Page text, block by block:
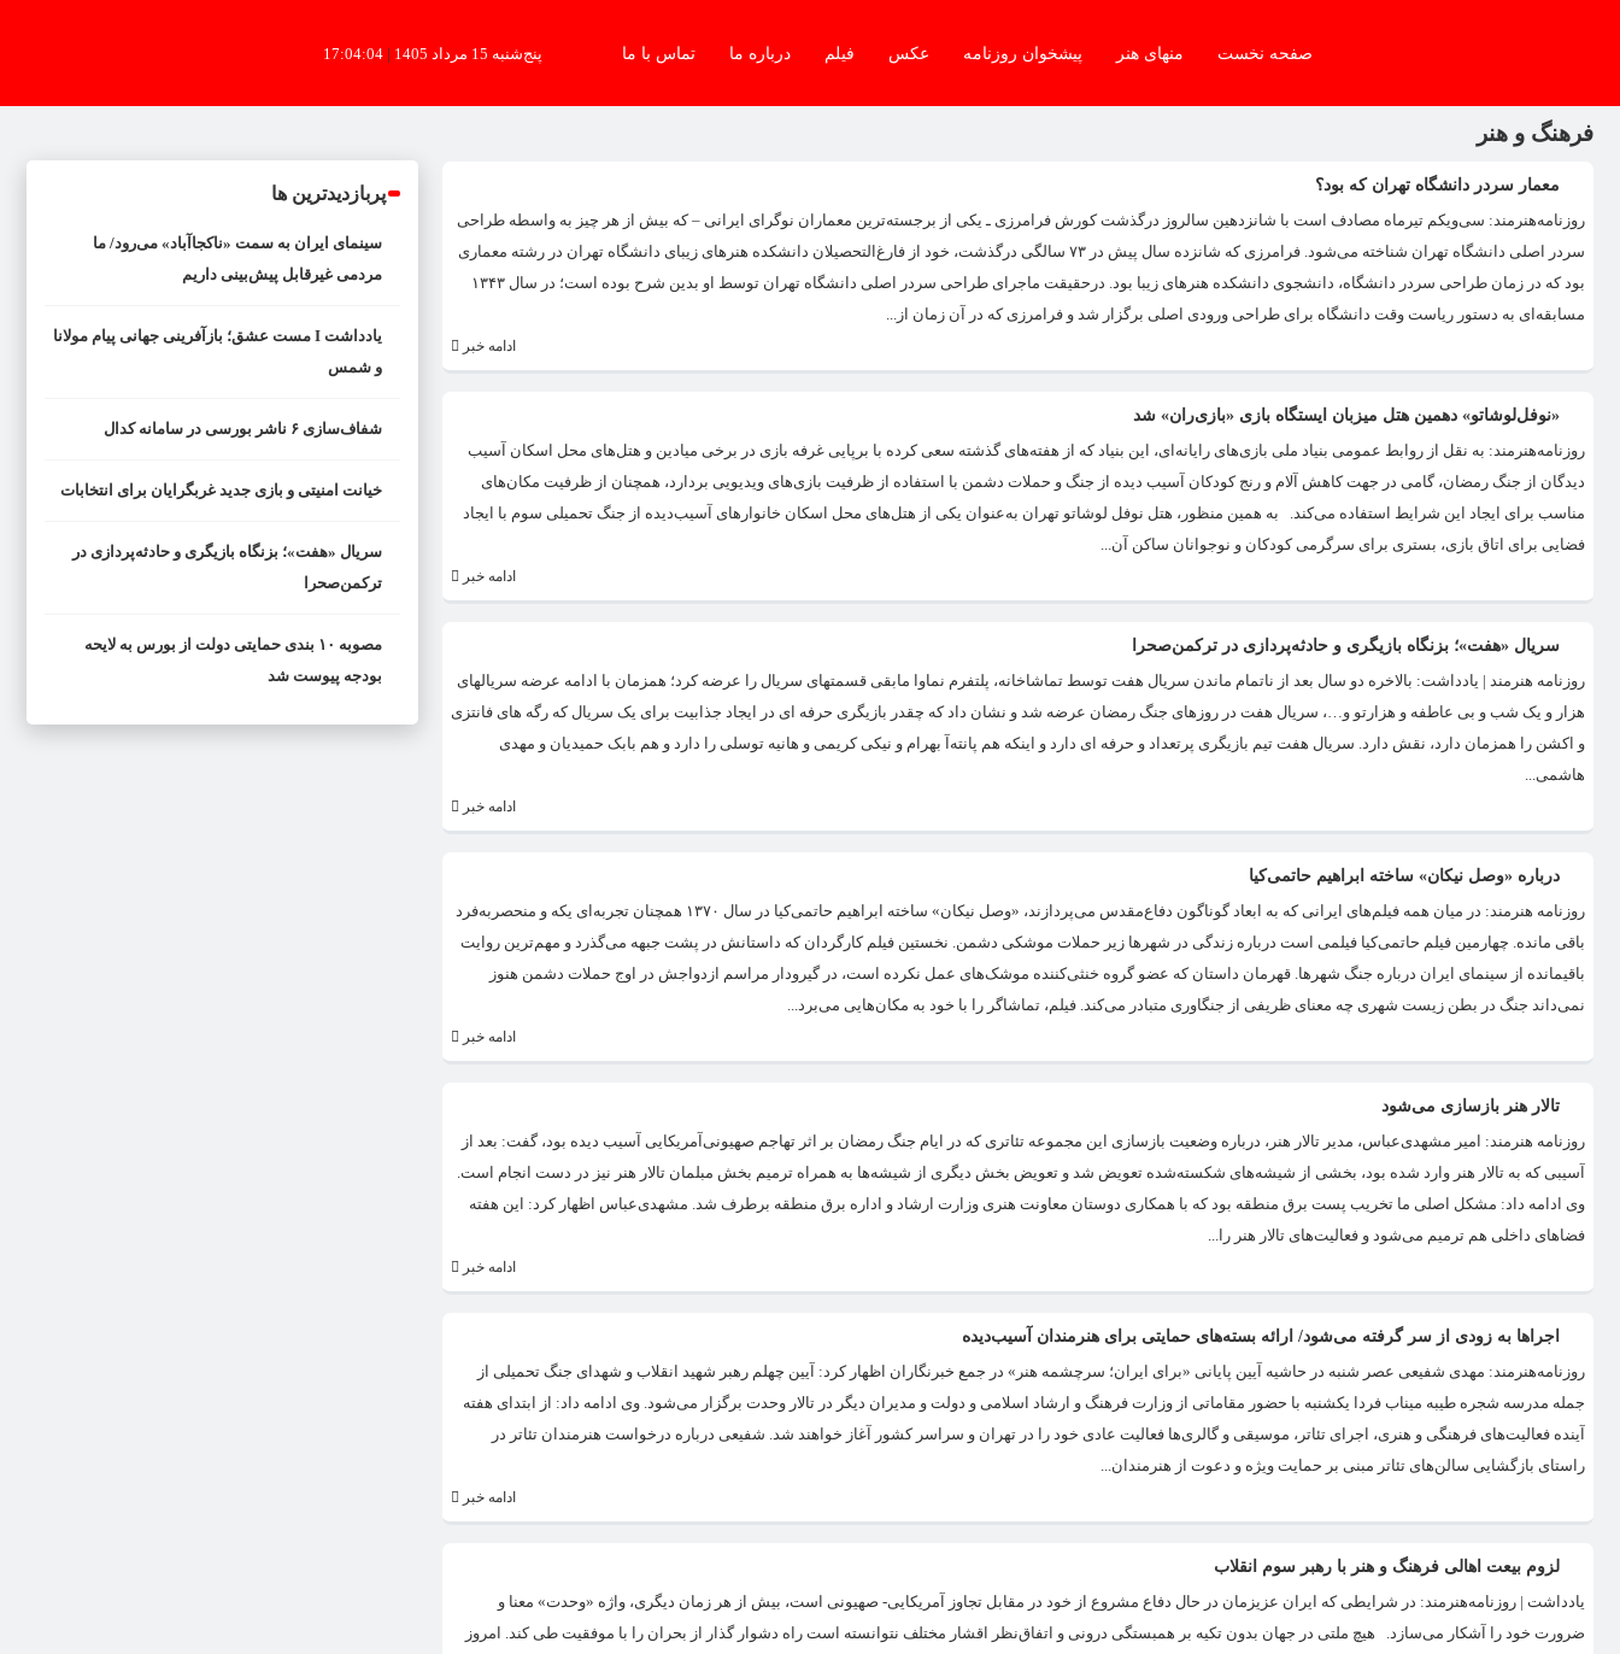
صفحه نخست منهای هنر پیشخوان روزنامه عکس فیلم درباره ما تماس با ما پنج‌شنبه 15 مرداد 1405 |
17:04:05
فرهنگ و هنر
معمار سردر دانشگاه تهران که بود؟
روزنامه‌هنرمند: سی‌ویکم تیرماه مصادف است با شانزدهین سالروز درگذشت کورش فرامرزی ـ یکی از برجسته‌ترین معماران نوگرای ایرانی – که بیش از هر چیز به واسطه طراحی
سردر اصلی دانشگاه تهران شناخته می‌شود. فرامرزی که شانزده سال پیش در ۷۳ سالگی درگذشت، خود از فارغ‌التحصیلان دانشکده هنرهای زیبای دانشگاه تهران در رشته معماری
بود که در زمان طراحی سردر دانشگاه، دانشجوی دانشکده هنرهای زیبا بود. درحقیقت ماجرای طراحی سردر اصلی دانشگاه تهران توسط او بدین شرح بوده است؛ در سال ۱۳۴۳
مسابقه‌ای به دستور ریاست وقت دانشگاه برای طراحی ورودی اصلی برگزار شد و فرامرزی که در آن زمان از...
ادامه خبر
«نوفل‌لوشاتو» دهمین هتل میزبان ایستگاه بازی «بازی‌ران» شد
روزنامه‌هنرمند: به نقل از روابط عمومی بنیاد ملی بازی‌های رایانه‌ای، این بنیاد که از هفته‌های گذشته سعی کرده با برپایی غرفه بازی در برخی میادین و هتل‌های محل اسکان آسیب
دیدگان از جنگ رمضان، گامی در جهت کاهش آلام و رنج کودکان آسیب دیده از جنگ و حملات دشمن با استفاده از ظرفیت بازی‌های ویدیویی بردارد، همچنان از ظرفیت مکان‌های
مناسب برای ایجاد این شرایط استفاده می‌کند. به همین منظور، هتل نوفل لوشاتو تهران به‌عنوان یکی از هتل‌های محل اسکان خانوارهای آسیب‌دیده از جنگ تحمیلی سوم با ایجاد
فضایی برای اتاق بازی، بستری برای سرگرمی کودکان و نوجوانان ساکن آن...
ادامه خبر
سریال «هفت»؛ بزنگاه بازیگری و حادثه‌پردازی در ترکمن‌صحرا
روزنامه هنرمند | یادداشت: بالاخره دو سال بعد از ناتمام ماندن سریال هفت توسط تماشاخانه، پلتفرم نماوا مابقی قسمتهای سریال را عرضه کرد؛ همزمان با ادامه عرضه سریالهای
هزار و یک شب و بی عاطفه و هزارتو و…، سریال هفت در روزهای جنگ رمضان عرضه شد و نشان داد که چقدر بازیگری حرفه ای در ایجاد جذابیت برای یک سریال که رگه های فانتزی
و اکشن را همزمان دارد، نقش دارد. سریال هفت تیم بازیگری پرتعداد و حرفه ای دارد و اینکه هم پانته‌آ بهرام و نیکی کریمی و هانیه توسلی را دارد و هم بابک حمیدیان و مهدی
هاشمی...
ادامه خبر
درباره «وصل نیکان» ساخته ابراهیم حاتمی‌کیا
روزنامه هنرمند: در میان همه فیلم‌های ایرانی که به ابعاد گوناگون دفاع‌مقدس می‌پردازند، «وصل نیکان» ساخته ابراهیم حاتمی‌کیا در سال ۱۳۷۰ همچنان تجربه‌ای یکه و منحصربه‌فرد
باقی مانده. چهارمین فیلم حاتمی‌کیا فیلمی است درباره زندگی در شهرها زیر حملات موشکی دشمن. نخستین فیلم کارگردان که داستانش در پشت جبهه می‌گذرد و مهم‌ترین روایت
باقیمانده از سینمای ایران درباره جنگ شهرها. قهرمان داستان که عضو گروه خنثی‌کننده موشک‌های عمل نکرده است، در گیرودار مراسم ازدواجش در اوج حملات دشمن هنوز
نمی‌داند جنگ در بطن زیست شهری چه معنای ظریفی از جنگاوری متبادر می‌کند. فیلم، تماشاگر را با خود به مکان‌هایی می‌برد...
ادامه خبر
تالار هنر بازسازی می‌شود
روزنامه هنرمند: امیر مشهدی‌عباس، مدیر تالار هنر، درباره وضعیت بازسازی این مجموعه تئاتری که در ایام جنگ رمضان بر اثر تهاجم صهیونی‌آمریکایی آسیب دیده بود، گفت: بعد از
آسیبی که به تالار هنر وارد شده بود، بخشی از شیشه‌های شکسته‌شده تعویض شد و تعویض بخش دیگری از شیشه‌ها به همراه ترمیم بخش مبلمان تالار هنر نیز در دست انجام است.
وی ادامه داد: مشکل اصلی ما تخریب پست برق منطقه بود که با همکاری دوستان معاونت هنری وزارت ارشاد و اداره برق منطقه برطرف شد. مشهدی‌عباس اظهار کرد: این هفته
فضاهای داخلی هم ترمیم می‌شود و فعالیت‌های تالار هنر را...
ادامه خبر
اجراها به زودی از سر گرفته می‌شود/ ارائه بسته‌های حمایتی برای هنرمندان آسیب‌دیده
روزنامه‌هنرمند: مهدی شفیعی عصر شنبه در حاشیه آیین پایانی «برای ایران؛ سرچشمه هنر» در جمع خبرنگاران اظهار کرد: آیین چهلم رهبر شهید انقلاب و شهدای جنگ تحمیلی از
جمله مدرسه شجره طیبه میناب فردا یکشنبه با حضور مقاماتی از وزارت فرهنگ و ارشاد اسلامی و دولت و مدیران دیگر در تالار وحدت برگزار می‌شود. وی ادامه داد: از ابتدای هفته
آینده فعالیت‌های فرهنگی و هنری، اجرای تئاتر، موسیقی و گالری‌ها فعالیت عادی خود را در تهران و سراسر کشور آغاز خواهند شد. شفیعی درباره درخواست هنرمندان تئاتر در
راستای بازگشایی سالن‌های تئاتر مبنی بر حمایت ویژه و دعوت از هنرمندان...
ادامه خبر
لزوم بیعت اهالی فرهنگ و هنر با رهبر سوم انقلاب
یادداشت | روزنامه‌هنرمند: در شرایطی که ایران عزیزمان در حال دفاع مشروع از خود در مقابل تجاوز آمریکایی- صهیونی است، بیش از هر زمان دیگری، واژه «وحدت» معنا و
ضرورت خود را آشکار می‌سازد. هیچ ملتی در جهان بدون تکیه بر همبستگی درونی و اتفاق‌نظر اقشار مختلف نتوانسته است راه دشوار گذار از بحران را با موفقیت طی کند. امروز
پربازدیدترین ها
سینمای ایران به سمت «ناکجاآباد» می‌رود/ ما
مردمی غیرقابل پیش‌بینی داریم
یادداشت I مست عشق؛ بازآفرینی جهانی پیام مولانا
و شمس
شفاف‌سازی ۶ ناشر بورسی در سامانه کدال
خیانت امنیتی و بازی جدید غربگرایان برای انتخابات
سریال «هفت»؛ بزنگاه بازیگری و حادثه‌پردازی در
ترکمن‌صحرا
مصوبه ۱۰ بندی حمایتی دولت از بورس به لایحه
بودجه پیوست شد